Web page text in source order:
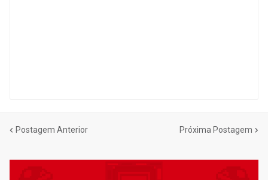
Postagem Anterior Próxima Postagem